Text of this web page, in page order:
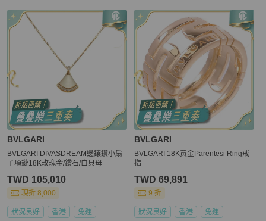
BVLGARI
BVLGARI DIVASDREAM邊鑲鑽小扇
子項鏈18K玫瑰金/鑽石/白貝母
TWD 105,010
現折 8,000
狀況良好 香港 免運
BVLGARI
BVLGARI 18K黃金Parentesi Ring戒
指
TWD 69,891
9 折
狀況良好 香港 免運